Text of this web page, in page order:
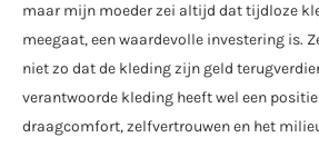
maar mijn moeder zei altijd dat tijdloze
meegaat, een waardevolle investering is.
niet zo dat de kleding zijn geld
verantwoorde kleding heeft wel een
draagcomfort, zelfvertrouwen en het